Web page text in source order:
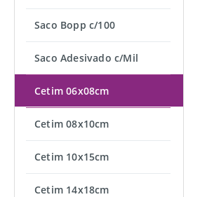
Saco Bopp c/100
Saco Adesivado c/Mil
Cetim 06x08cm
Cetim 08x10cm
Cetim 10x15cm
Cetim 14x18cm